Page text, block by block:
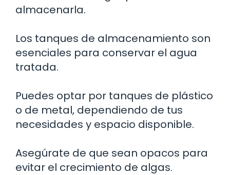
almacenarla.
Los tanques de almacenamiento son
esenciales para conservar el agua
tratada.
Puedes optar por tanques de plástico
o de metal, dependiendo de tus
necesidades y espacio disponible.
Asegúrate de que sean opacos para
evitar el crecimiento de algas.